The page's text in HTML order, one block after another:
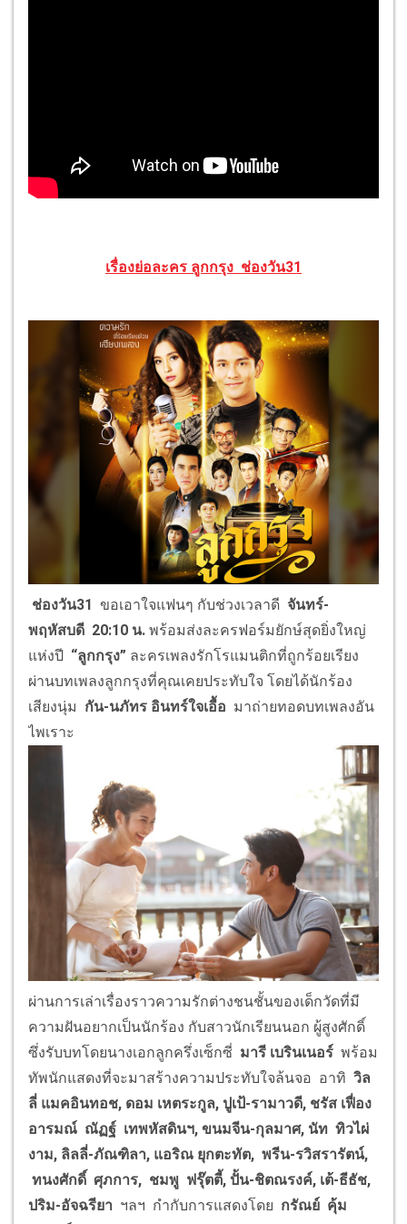
เรื่องย่อละคร ลูกกรุง ช่องวัน31
ช่องวัน31 ขอเอาใจแฟนๆ กับช่วงเวลาดี จันทร์-
พฤหัสบดี 20:10 น. พร้อมส่งละครฟอร์มยักษ์สุดยิ่งใหญ่
แห่งปี “ลูกกรุง” ละครเพลงรักโรแมนติกที่ถูกร้อยเรียง
ผ่านบทเพลงลูกกรุงที่คุณเคยประทับใจ โดยได้นักร้อง
เสียงนุ่ม กัน-นภัทร อินทร์ใจเอื้อ มาถ่ายทอดบทเพลงอัน
ไพเราะ
ผ่านการเล่าเรื่องราวความรักต่างชนชั้นของเด็กวัดที่มี
ความฝันอยากเป็นนักร้อง กับสาวนักเรียนนอก ผู้สูงศักดิ์
ซึ่งรับบทโดยนางเอกลูกครึ่งเซ็กซี่ มารี เบรินเนอร์ พร้อม
ทัพนักแสดงที่จะมาสร้างความประทับใจล้นจอ อาทิ วิล
ลี่ แมคอินทอช, ดอม เหตระกูล, ปูเป้-รามาวดี, ชรัส เฟื่อง
อารมณ์ ณัฏฐ์ เทพหัสดินฯ, ขนมจีน-กุลมาศ, นัท ทิวไผ่
งาม, ลิลลี่-ภัณฑิลา, แอริณ ยุกตะทัต, พรีน-รวิสรารัตน์,
ทนงศักดิ์ ศุภการ, ชมพู ฟรุ๊ตตี้, ปั้น-ชิตณรงค์, เต้-ธีธัช,
ปริม-อัจฉรียา ฯลฯ กำกับการแสดงโดย กรัณย์ คุ้ม